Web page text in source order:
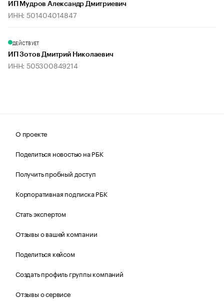
ИП Мудров Александр Дмитриевич
ИНН: 501404014847
ДЕЙСТВУЕТ
ИП Зотов Дмитрий Николаевич
ИНН: 505300849214
О проекте
Поделиться новостью на РБК
Получить пробный доступ
Корпоративная подписка РБК
Стать экспертом
Отзывы о вашей компании
Поделиться кейсом
Создать профиль группы компаний
Отзывы о сервисе